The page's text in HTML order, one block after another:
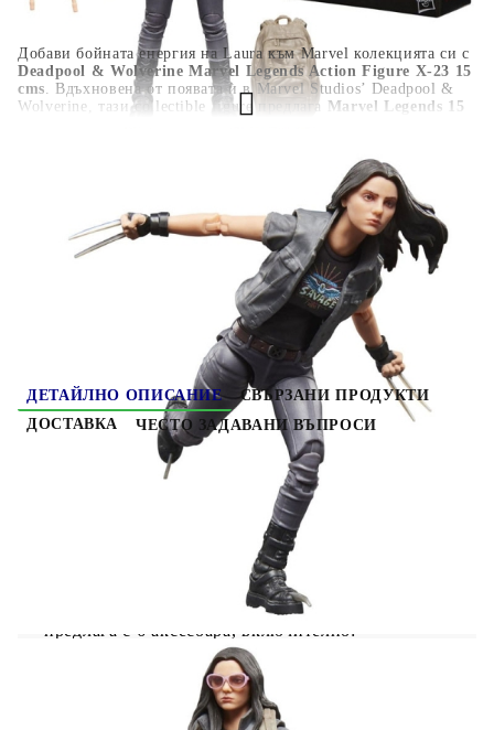
Добави бойната енергия на Laura към Marvel колекцията си с
Deadpool & Wolverine Marvel Legends Action Figure X-23 15
cms . Вдъхновена от появата ѝ в Marvel Studios’ Deadpool &
Wolverine, тази collectible figure предлага Marvel Legends 15
0.269
Оцени продукта
ДЕТАЙЛНО ОПИСАНИЕ
СВЪРЗАНИ ПРОДУКТИ
ДОСТАВКА
ЧЕСТО ЗАДАВАНИ ВЪПРОСИ
Deadpool & Wolverine Marvel Legends Екшън
Този комплект екшън фигурки на Marvel се
предлага с 6 аксесоара, включително:
алтернативни глава и ръце, за да я
изложите със или без нокти и слънчеви очила